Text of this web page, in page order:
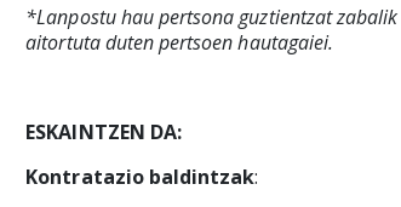
*Lanpostu hau pertsona guztientzat
aitortuta duten pertsoen hautagaiei.
ESKAINTZEN DA:
Kontratazio baldintzak: